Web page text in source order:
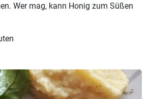
Wer mag, kann Honig zum Süßen